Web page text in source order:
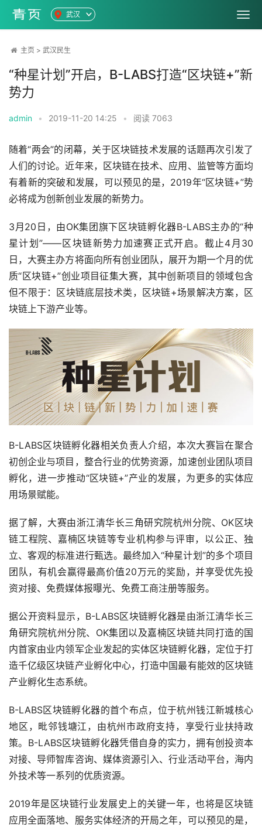
武汉
主页 > 武汉民生
“种星计划”开启，B-LABS打造“区块链+”新
势力
admin • 2019-11-20 14:25 • 阅读 7063
随着“两会”的闭幕，关于区块链技术发展的话题再次引发了
人们的讨论。近年来，区块链在技术、应用、监管等方面均
有着新的突破和发展，可以预见的是，2019年“区块链+”势
必将成为创新创业发展的新势力。
3月20日，由OK集团旗下区块链孵化器B-LABS主办的“种
星计划”——区块链新势力加速赛正式开启。截止4月30
日，大赛主办方将面向所有创业团队，展开为期一个月的优
质“区块链+”创业项目征集大赛，其中创新项目的领域包含
但不限于：区块链底层技术类，区块链+场景解决方案，区
块链上下游产业等。
B-LABS区块链孵化器相关负责人介绍，本次大赛旨在聚合
初创企业与项目，整合行业的优势资源，加速创业团队项目
孵化，进一步推动“区块链+”产业的发展，为更多的实体应
用场景赋能。
据了解，大赛由浙江清华长三角研究院杭州分院、OK区块
链工程院、嘉楠区块链等专业机构参与评审，以公正、独
立、客观的标准进行甄选。最终加入“种星计划”的多个项目
团队，有机会赢得最高价值20万元的奖励，并享受优先投
资对接、免费媒体报曝光、免费工商注册等服务。
据公开资料显示，B-LABS区块链孵化器是由浙江清华长三
角研究院杭州分院、OK集团以及嘉楠区块链共同打造的国
内首家由业内领军企业发起的实体区块链孵化器，定位于打
造千亿级区块链产业孵化中心，打造中国最有能效的区块链
产业孵化生态系统。
B-LABS区块链孵化器的首个布点，位于杭州钱江新城核心
地区，毗邻钱塘江，由杭州市政府支持，享受行业扶持政
策。B-LABS区块链孵化器凭借自身的实力，拥有创投资本
对接、导师智库咨询、媒体资源引入、行业活动平台，海内
外技术等一系列的优质资源。
2019年是区块链行业发展史上的关键一年，也将是区块链
应用全面落地、服务实体经济的开局之年，可以预见的是，